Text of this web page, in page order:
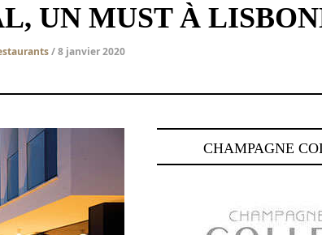
UN MUST À
/ 8 janvier 2020
CHAMPAGNE